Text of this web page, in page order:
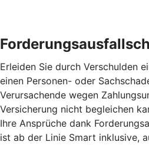
Erleiden Sie durch Verschulden
einen Personen- oder
Verursachende wegen
Versicherung nicht begleichen
Ihre Ansprüche dank
ist ab der Linie Smart inklusive,